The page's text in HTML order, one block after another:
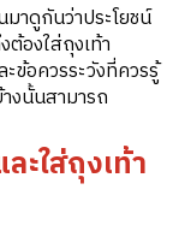
าดูกันว่าประโยชน์
ต้องใส่ถุงเท้า
ข้อควรระวังที่ควรรู้
งนั้นสามารถ
ะใส่ถุงเท้า